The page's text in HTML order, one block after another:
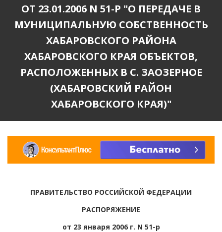
ОТ 23.01.2006 N 51-Р "О ПЕРЕДАЧЕ В
МУНИЦИПАЛЬНУЮ СОБСТВЕННОСТЬ
ХАБАРОВСКОГО РАЙОНА
ХАБАРОВСКОГО КРАЯ ОБЪЕКТОВ,
РАСПОЛОЖЕННЫХ В С. ЗАОЗЕРНОЕ
(ХАБАРОВСКИЙ РАЙОН
ХАБАРОВСКОГО КРАЯ)"
ПРАВИТЕЛЬСТВО РОССИЙСКОЙ ФЕДЕРАЦИИ
РАСПОРЯЖЕНИЕ
от 23 января 2006 г. N 51-р